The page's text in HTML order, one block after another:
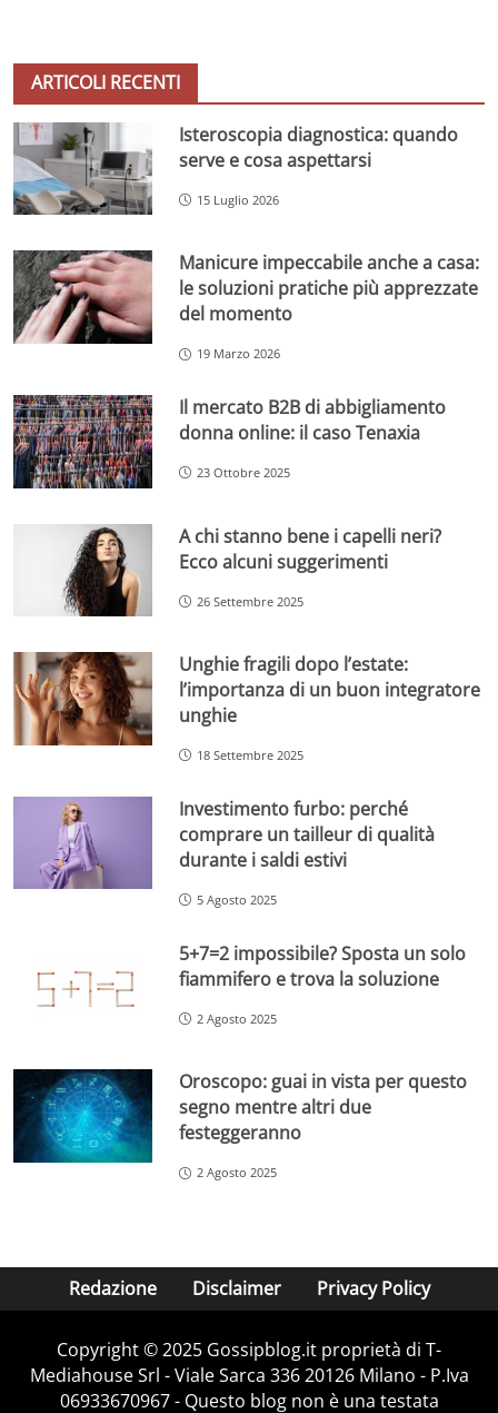
ARTICOLI RECENTI
Isteroscopia diagnostica: quando
serve e cosa aspettarsi
15 Luglio 2026
Manicure impeccabile anche a casa:
le soluzioni pratiche più apprezzate
del momento
19 Marzo 2026
Il mercato B2B di abbigliamento
donna online: il caso Tenaxia
23 Ottobre 2025
A chi stanno bene i capelli neri?
Ecco alcuni suggerimenti
26 Settembre 2025
Unghie fragili dopo l’estate:
l’importanza di un buon integratore
unghie
18 Settembre 2025
Investimento furbo: perché
comprare un tailleur di qualità
durante i saldi estivi
5 Agosto 2025
5+7=2 impossibile? Sposta un solo
fiammifero e trova la soluzione
2 Agosto 2025
Oroscopo: guai in vista per questo
segno mentre altri due
festeggeranno
2 Agosto 2025
Redazione Disclaimer Privacy Policy
Copyright © 2025 Gossipblog.it proprietà di T-
Mediahouse Srl - Viale Sarca 336 20126 Milano - P.Iva
06933670967 - Questo blog non è una testata